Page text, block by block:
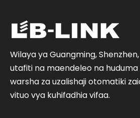
Wilaya ya Guangming,
utafiti na maendeleo na huduma
warsha za uzalishaji otomatiki
vituo vya kuhifadhia vifaa.